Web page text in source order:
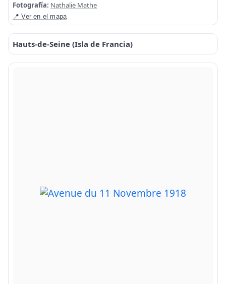
Fotografía: Nathalie Mathe
📍 Ver en el mapa
Hauts-de-Seine (Isla de Francia)